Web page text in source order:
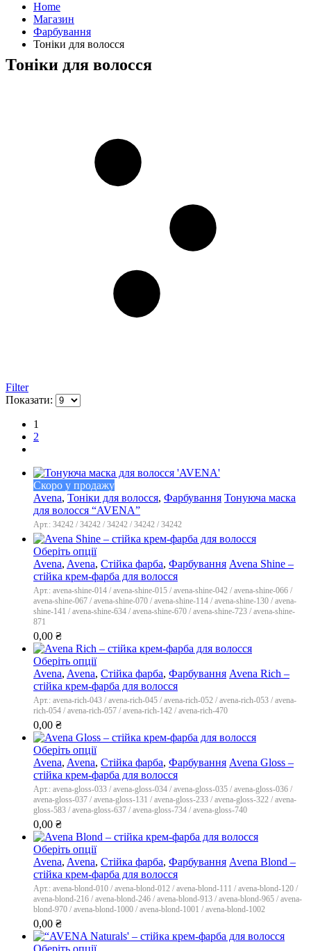
Home
Магазин
Фарбування
Тоніки для волосся
Тоніки для волосся
Filter
Показати:
1
2
Скоро у продажу
Avena, Тоніки для волосся, Фарбування Тонуюча маска
для волосся “AVENA”
Арт.: 34242 / 34242 / 34242 / 34242 / 34242
Оберіть опції
Avena, Avena, Стійка фарба, Фарбування Avena Shine –
стійка крем-фарба для волосся
Арт.: avena-shine-014 / avena-shine-015 / avena-shine-042 / avena-shine-066 /
avena-shine-067 / avena-shine-070 / avena-shine-114 / avena-shine-130 / avena-
shine-141 / avena-shine-634 / avena-shine-670 / avena-shine-723 / avena-shine-
871
0,00 ₴
Оберіть опції
Avena, Avena, Стійка фарба, Фарбування Avena Rich –
стійка крем-фарба для волосся
Арт.: avena-rich-043 / avena-rich-045 / avena-rich-052 / avena-rich-053 / avena-
rich-054 / avena-rich-057 / avena-rich-142 / avena-rich-470
0,00 ₴
Оберіть опції
Avena, Avena, Стійка фарба, Фарбування Avena Gloss –
стійка крем-фарба для волосся
Арт.: avena-gloss-033 / avena-gloss-034 / avena-gloss-035 / avena-gloss-036 /
avena-gloss-037 / avena-gloss-131 / avena-gloss-233 / avena-gloss-322 / avena-
gloss-583 / avena-gloss-637 / avena-gloss-734 / avena-gloss-740
0,00 ₴
Оберіть опції
Avena, Avena, Стійка фарба, Фарбування Avena Blond –
стійка крем-фарба для волосся
Арт.: avena-blond-010 / avena-blond-012 / avena-blond-111 / avena-blond-120 /
avena-blond-216 / avena-blond-246 / avena-blond-913 / avena-blond-965 / avena-
blond-970 / avena-blond-1000 / avena-blond-1001 / avena-blond-1002
0,00 ₴
Оберіть опції